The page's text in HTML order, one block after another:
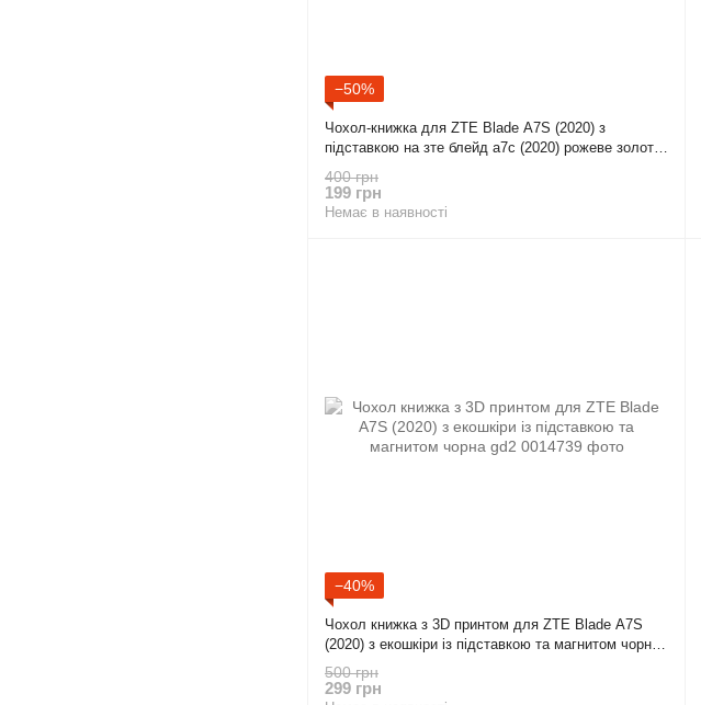
−50%
Чохол-книжка для ZTE Blade A7S (2020) з
підставкою на зте блейд а7с (2020) рожеве золото
gd1
400 грн
199 грн
Немає в наявності
−40%
Чохол книжка з 3D принтом для ZTE Blade A7S
(2020) з екошкіри із підставкою та магнитом чорна
gd2
500 грн
299 грн